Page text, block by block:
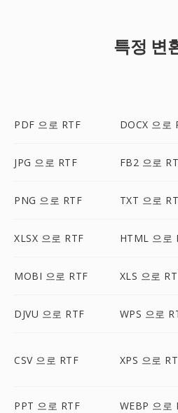
특정 변
PDF 으로 RTF DOCX 으로
JPG 으로 RTF FB2 으로
PNG 으로 RTF TXT 으로
XLSX 으로 RTF HTML 으로
MOBI 으로 RTF XLS 으로
DJVU 으로 RTF WPS 으로
CSV 으로 RTF XPS 으로
PPT 으로 RTF WEBP 으로